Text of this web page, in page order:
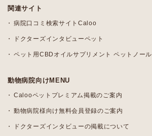
関連サイト
病院口コミ検索サイトCaloo
ドクターズインタビューペット
ペット用CBDオイルサプリメント ペットノール
動物病院向けMENU
Calooペットプレミアム掲載のご案内
動物病院様向け無料会員登録のご案内
ドクターズインタビューの掲載について